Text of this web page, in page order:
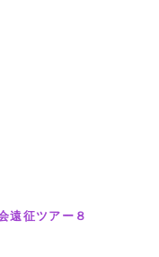
遠征ツアー８